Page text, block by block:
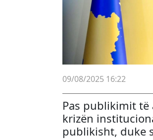
09/08/2025 16:22
Pas publikimit
krizën
publikisht, duke